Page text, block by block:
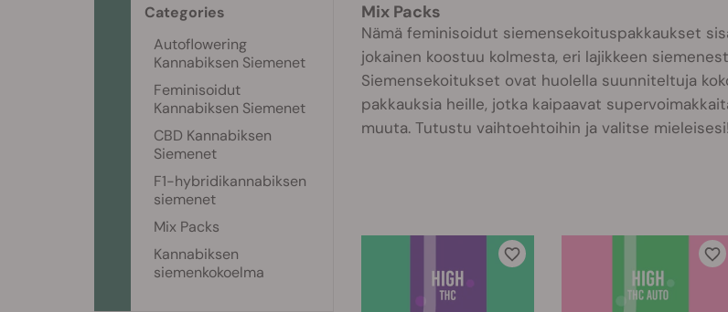
Mix Packs
Nämä feminisoidut siemensekoituspakkaukset
jokainen koostuu kolmesta, eri lajikkeen
Siemensekoitukset ovat huolella suunniteltuja
pakkauksia heille, jotka kaipaavat
muuta. Tutustu vaihtoehtoihin ja valitse mieleisesi!
Categories
Autoflowering
Kannabiksen Siemenet
Feminisoidut
Kannabiksen Siemenet
CBD Kannabiksen
Siemenet
F1-hybridikannabiksen
siemenet
Mix Packs
Kannabiksen
siemenkokoelma